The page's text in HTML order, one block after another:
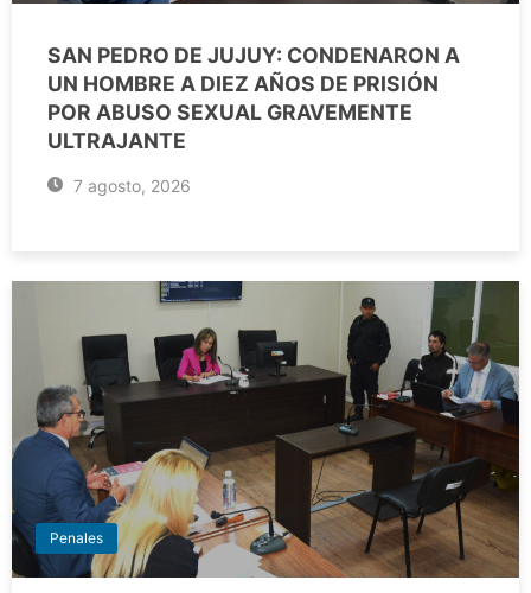
SAN PEDRO DE JUJUY: CONDENARON A
UN HOMBRE A DIEZ AÑOS DE PRISIÓN
POR ABUSO SEXUAL GRAVEMENTE
ULTRAJANTE
7 agosto, 2026
Penales